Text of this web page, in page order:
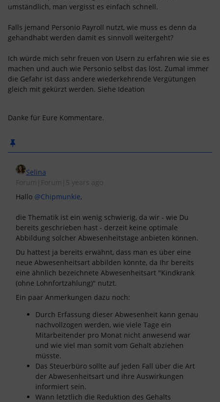
umständlich, man vergisst es einfach schnell.
Falls jemand Personio Payroll nutzt, wie muss es denn da
gehandhabt werden damit es sinnvoll weitergeht?
Ich würde mich sehr freuen von Usern zu erfahren wie sie es
machen und auch wie Personio selbst das löst. Zumal immer
die Gefahr ist dass andere wiederkehrende Vergütungen
gleich mit gekürzt werden. Siehe Ideation
Danke für Eure Kommentare.
Selina
Forum|Forum|5 years ago
Hallo @Chipmunkie,
die Thematik ist ein wenig schwierig, da wir - wie Du
bereits geschrieben hast - derzeit keine optimale
Abbildung solcher Abwesenheitstage anbieten können.
Du hattest ja bereits erwähnt, dass man es über eine
neue Abwesenheitsart abbilden könnte, da Ihr bereits
eine ähnlich bezeichnete Abwesenheitsart "Kindkrank
(ohne Lohnfortzahlung)" nutzt.
Ein paar Anmerkungen dazu noch:
Durch Erfassung dieser Abwesenheit kann genau
nachvollzogen werden, wie viele Tage ein
Mitarbeitender pro Monat nicht anwesend war
und wie viel man somit vom Gehalt abziehen
müsste.
Das Steuerbüro sollte auf jeden Fall über die Art
der Abwesenheitsart und ihre Auswirkungen
informiert sein.
Wann letztlich die Reduktion des Gehalts